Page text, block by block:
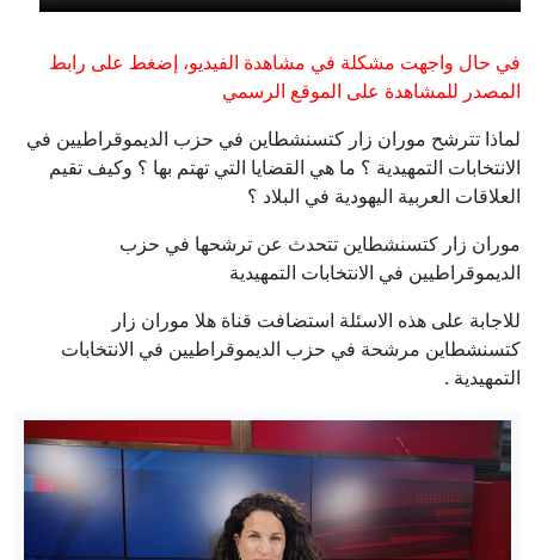
في حال واجهت مشكلة في مشاهدة الفيديو، إضغط على رابط
المصدر للمشاهدة على الموقع الرسمي
لماذا تترشح موران زار كتسنشطاين في حزب الديموقراطيين في
الانتخابات التمهيدية ؟ ما هي القضايا التي تهتم بها ؟ وكيف تقيم
العلاقات العربية اليهودية في البلاد ؟
موران زار كتسنشطاين تتحدث عن ترشحها في حزب
الديموقراطيين في الانتخابات التمهيدية
للاجابة على هذه الاسئلة استضافت قناة هلا موران زار
كتسنشطاين مرشحة في حزب الديموقراطيين في الانتخابات
التمهيدية .